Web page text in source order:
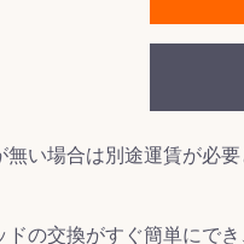
い場合は別途運賃が必要
の交換がすぐ簡単にでき